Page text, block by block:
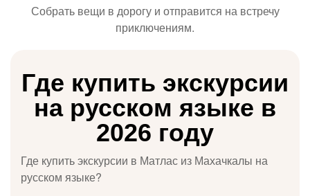
Собрать вещи в дорогу и отправится на встречу
приключениям.
Где купить экскурсии
на русском языке в
2026 году
Где купить экскурсии в Матлас из Махачкалы на
русском языке?